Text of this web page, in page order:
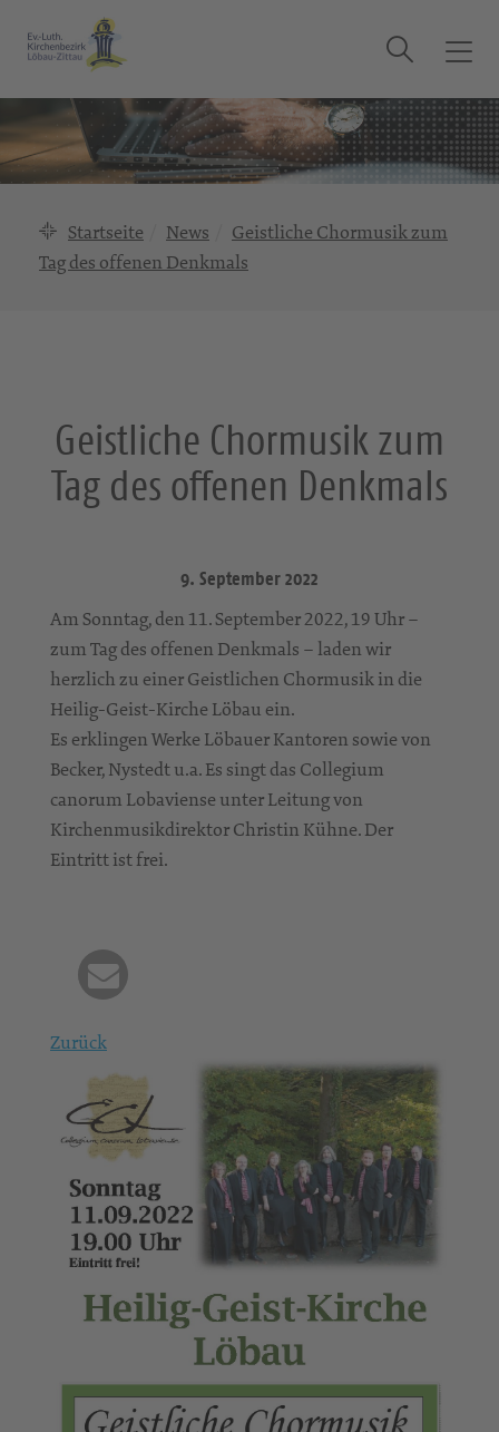
T
g
g
l
Suche
Startseite News
Geistliche Chormusik zum
Tag des offenen Denkmals
Geistliche Chormusik zum
Tag des offenen Denkmals
9. September 2022
Am Sonntag, den 11. September 2022, 19 Uhr –
zum Tag des offenen Denkmals – laden wir
herzlich zu einer Geistlichen Chormusik in die
Heilig-Geist-Kirche Löbau ein.
Es erklingen Werke Löbauer Kantoren sowie von
Becker, Nystedt u.a. Es singt das Collegium
canorum Lobaviense unter Leitung von
Kirchenmusikdirektor Christin Kühne. Der
Eintritt ist frei.
Zurück